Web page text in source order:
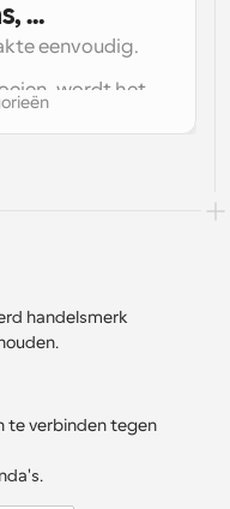
eenvoudig.
wordt het
sales,
niveau is
planning
hun gratis
handelsmerk
te verbinden tegen